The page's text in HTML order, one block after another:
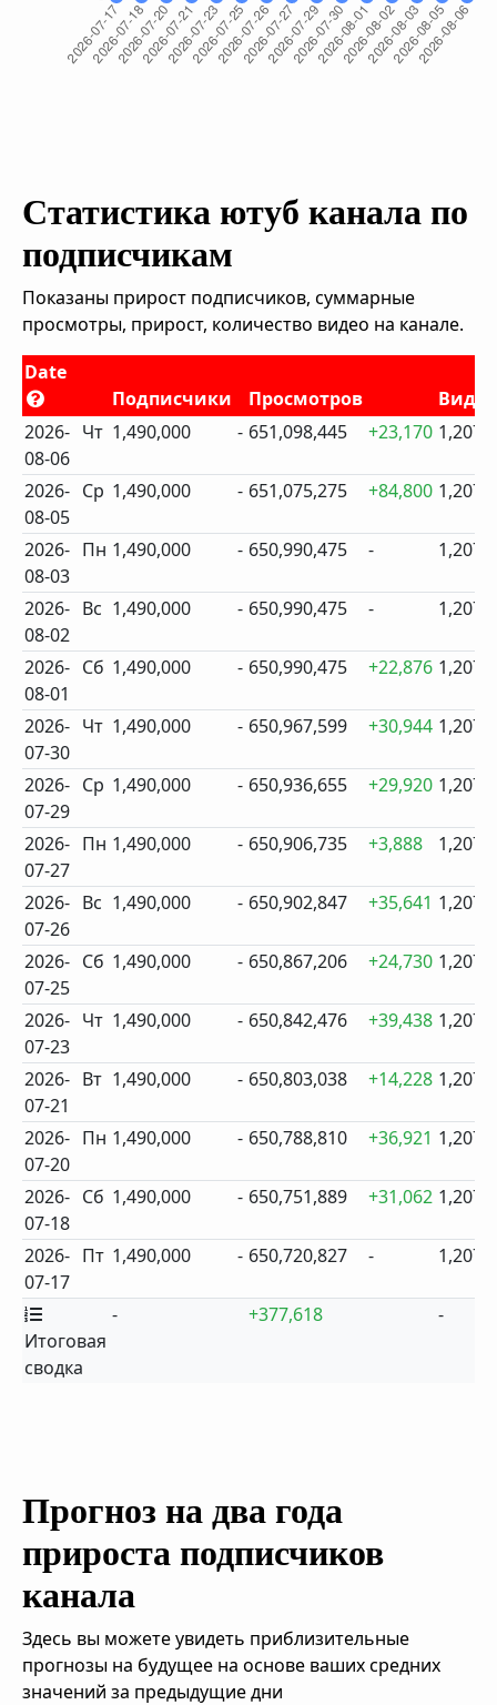
Статистика ютуб канала по
подписчикам
Показаны прирост подписчиков, суммарные
просмотры, прирост, количество видео на канале.
Date
Подписчики
Просмотров
Видео
2026-
08-06
Чт 1,490,000 - 651,098,445 +23,170 1,207
2026-
08-05
Ср 1,490,000 - 651,075,275 +84,800 1,207
2026-
08-03
Пн 1,490,000 - 650,990,475 - 1,207
2026-
08-02
Вс 1,490,000 - 650,990,475 - 1,207
2026-
08-01
Сб 1,490,000 - 650,990,475 +22,876 1,207
2026-
07-30
Чт 1,490,000 - 650,967,599 +30,944 1,207
2026-
07-29
Ср 1,490,000 - 650,936,655 +29,920 1,207
2026-
07-27
Пн 1,490,000 - 650,906,735 +3,888 1,207
2026-
07-26
Вс 1,490,000 - 650,902,847 +35,641 1,207
2026-
07-25
Сб 1,490,000 - 650,867,206 +24,730 1,207
2026-
07-23
Чт 1,490,000 - 650,842,476 +39,438 1,207
2026-
07-21
Вт 1,490,000 - 650,803,038 +14,228 1,207
2026-
07-20
Пн 1,490,000 - 650,788,810 +36,921 1,207
2026-
07-18
Сб 1,490,000 - 650,751,889 +31,062 1,207
2026-
07-17
Пт 1,490,000 - 650,720,827 - 1,207
Итоговая
сводка
- +377,618 -
Прогноз на два года
прироста подписчиков
канала
Здесь вы можете увидеть приблизительные
прогнозы на будущее на основе ваших средних
значений за предыдущие дни